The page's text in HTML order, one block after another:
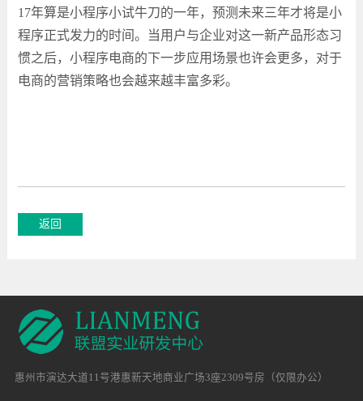
17年算是小程序小试牛刀的一年，预测未来三年才将是小
程序正式发力的时间。当用户与企业对这一新产品形态习
惯之后，小程序电商的下一步应用场景也许会更多，对于
电商的营销策略也会越来越丰富多彩。
惠州市演达大道11号港惠新天地商业广场3座2309号房（仅限办公）